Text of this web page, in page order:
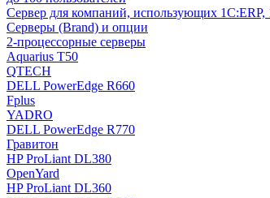
Сервер для компаний, использующих
Серверы (Brand) и опции
2-процессорные серверы
Aquarius T50
QTECH
DELL PowerEdge R660
Fplus
YADRO
DELL PowerEdge R770
Гравитон
HP ProLiant DL380
OpenYard
HP ProLiant DL360